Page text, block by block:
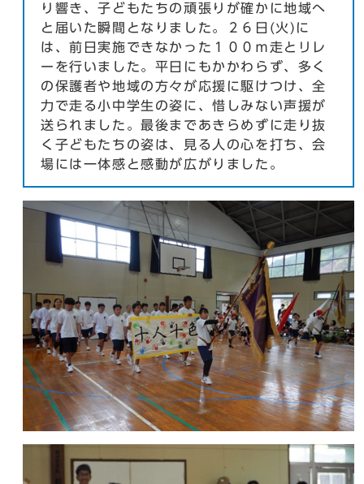
り響き、子どもたちの頑張りが確かに地域へ
と届いた瞬間となりました。２６日(火)に
は、前日実施できなかった１００ｍ走とリレ
ーを行いました。平日にもかかわらず、多く
の保護者や地域の方々が応援に駆けつけ、全
力で走る小中学生の姿に、惜しみない声援が
送られました。最後まであきらめずに走り抜
く子どもたちの姿は、見る人の心を打ち、会
場には一体感と感動が広がりました。